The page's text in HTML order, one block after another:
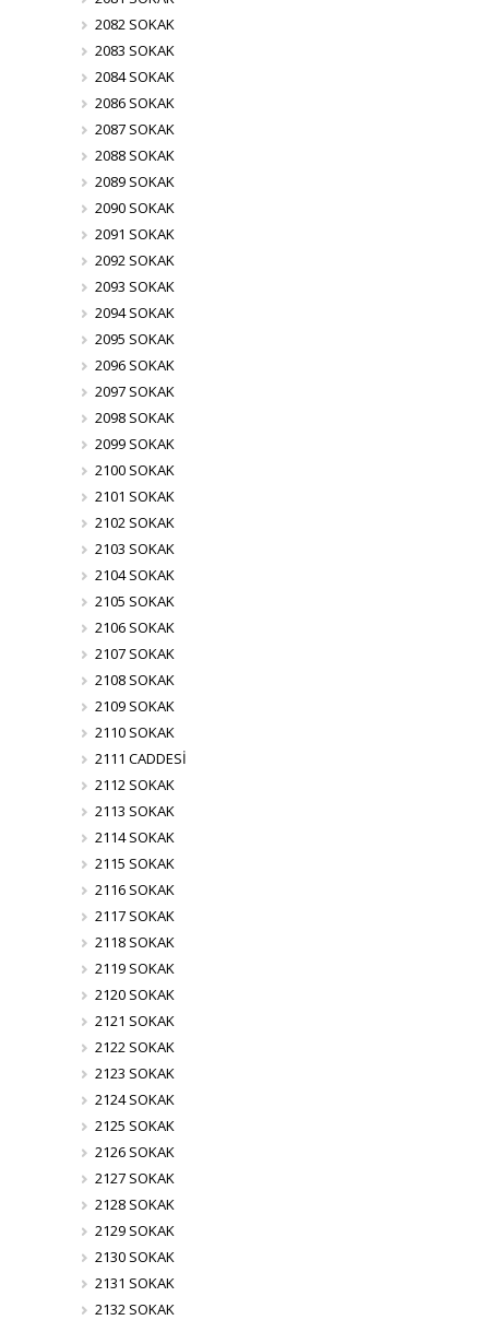
2082 SOKAK
2083 SOKAK
2084 SOKAK
2086 SOKAK
2087 SOKAK
2088 SOKAK
2089 SOKAK
2090 SOKAK
2091 SOKAK
2092 SOKAK
2093 SOKAK
2094 SOKAK
2095 SOKAK
2096 SOKAK
2097 SOKAK
2098 SOKAK
2099 SOKAK
2100 SOKAK
2101 SOKAK
2102 SOKAK
2103 SOKAK
2104 SOKAK
2105 SOKAK
2106 SOKAK
2107 SOKAK
2108 SOKAK
2109 SOKAK
2110 SOKAK
2111 CADDESİ
2112 SOKAK
2113 SOKAK
2114 SOKAK
2115 SOKAK
2116 SOKAK
2117 SOKAK
2118 SOKAK
2119 SOKAK
2120 SOKAK
2121 SOKAK
2122 SOKAK
2123 SOKAK
2124 SOKAK
2125 SOKAK
2126 SOKAK
2127 SOKAK
2128 SOKAK
2129 SOKAK
2130 SOKAK
2131 SOKAK
2132 SOKAK